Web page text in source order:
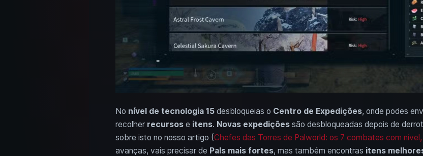
No nível de tecnologia 15desbloqueias o Centro de Expedições, onde podes
recolher recursose itens. Novas expediçõessão desbloqueadas depois de
sobre isto no nosso artigo (Chefes das Torres de Palworld: os 7 combates com
avanças, vais precisar de Pals mais fortes, mas também encontras itens